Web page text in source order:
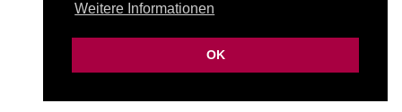
Weitere Informationen
OK